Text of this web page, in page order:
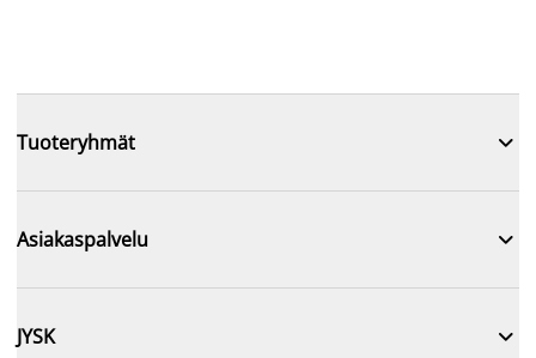
Tuoteryhmät 
Asiakaspalvelu 
JYSK 